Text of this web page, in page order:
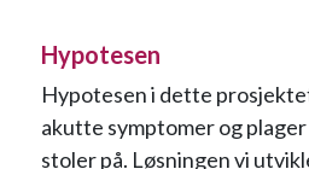
Hypotesen
Hypotesen i dette
akutte symptomer og
stoler på. Løsningen vi